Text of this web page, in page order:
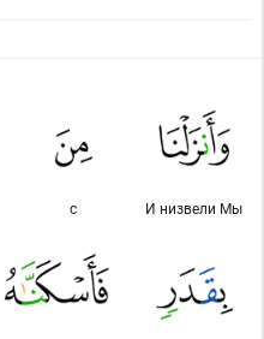
И низвели Мы
с